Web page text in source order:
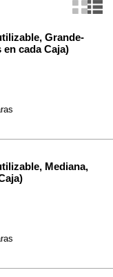
Grande-
en cada Caja)
Mediana,